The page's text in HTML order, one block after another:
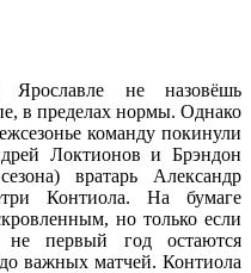
не назовёшь
в пределах нормы. Однако
команду покинули
Локтионов и Брэндон
вратарь Александр
Контиола. На бумаге
но только если
не первый год остаются
важных матчей. Контиола